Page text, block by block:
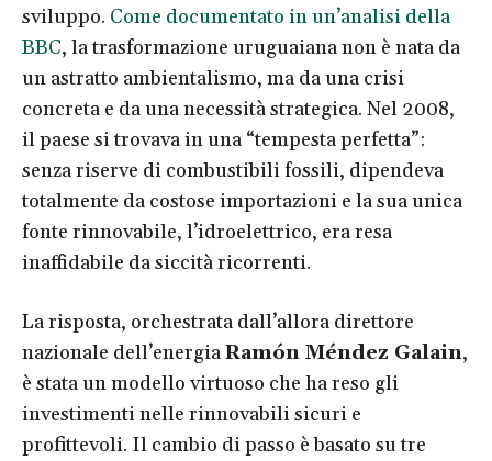
sviluppo. Come documentato in un’analisi della
BBC, la trasformazione uruguaiana non è nata da
un astratto ambientalismo, ma da una crisi
concreta e da una necessità strategica. Nel 2008,
il paese si trovava in una “tempesta perfetta”:
senza riserve di combustibili fossili, dipendeva
totalmente da costose importazioni e la sua unica
fonte rinnovabile, l’idroelettrico, era resa
inaffidabile da siccità ricorrenti.
La risposta, orchestrata dall’allora direttore
nazionale dell’energiaRamón Méndez Galain,
è stata un modello virtuoso che ha reso gli
investimenti nelle rinnovabili sicuri e
profittevoli. Il cambio di passo è basato su tre